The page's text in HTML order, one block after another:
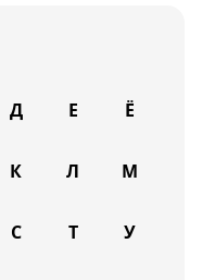
Д Е Ё
К Л М
С Т У